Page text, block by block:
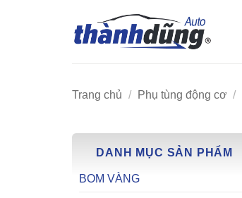
Trang chủ / Phụ tùng động cơ /
DANH MỤC SẢN PHẨM
BOM VÀNG